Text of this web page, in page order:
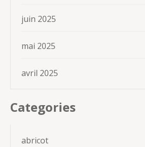
juin 2025
mai 2025
avril 2025
Categories
abricot